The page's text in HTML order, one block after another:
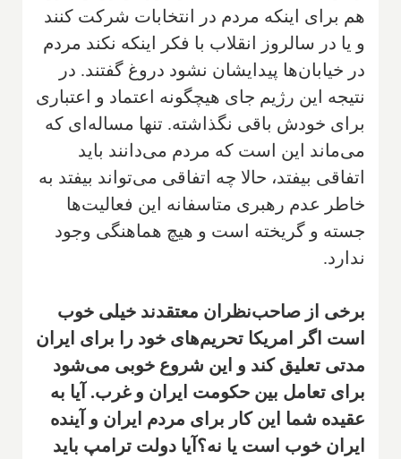
هم برای اینکه مردم در انتخابات شرکت کنند
و یا در سالروز انقلاب با فکر اینکه نکند مردم
در خیابان‌ها پیدایشان نشود دروغ گفتند. در
نتیجه این رژیم جای هیچگونه اعتماد و اعتباری
برای خودش باقی نگذاشته. تنها مساله‌ای که
می‌ماند این است که مردم می‌دانند باید
اتفاقی بیفتد، حالا چه اتفاقی می‌تواند بیفتد به
خاطر عدم رهبری متاسفانه این فعالیت‌ها
جسته و گریخته است و هیچ هماهنگی وجود
ندارد.‌
‌برخی از صاحب‌نظران ‌معتقدند خیلی خوب
است اگر امریکا تحریم‌های خود را برای ایران
مدتی ‌تعلیق کند و این شروع خوبی می‌شود
برای تعامل بین حکومت ایران و غرب‌. آیا به
عقیده شما این کار برای مردم ایران و آینده
ایران خوب است یا نه؟آیا دولت ترامپ باید